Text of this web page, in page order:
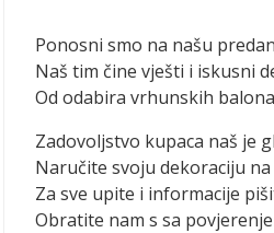
Ponosni smo na našu
Naš tim čine vješti i iskusni
Od odabira vrhunskih
Zadovoljstvo kupaca naš je
Naručite svoju dekoraciju
Za sve upite i informacije
Obratite nam s sa